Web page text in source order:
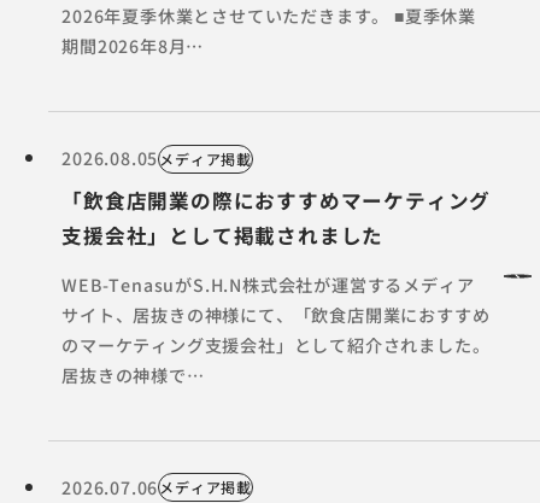
2026年夏季休業とさせていただきます。 ■夏季休業
期間2026年8月…
2026.08.05メディア掲載
「飲食店開業の際におすすめマーケティング
支援会社」として掲載されました
WEB-TenasuがS.H.N株式会社が運営するメディア
サイト、居抜きの神様にて、「飲食店開業におすすめ
のマーケティング支援会社」として紹介されました。
居抜きの神様で…
2026.07.06メディア掲載